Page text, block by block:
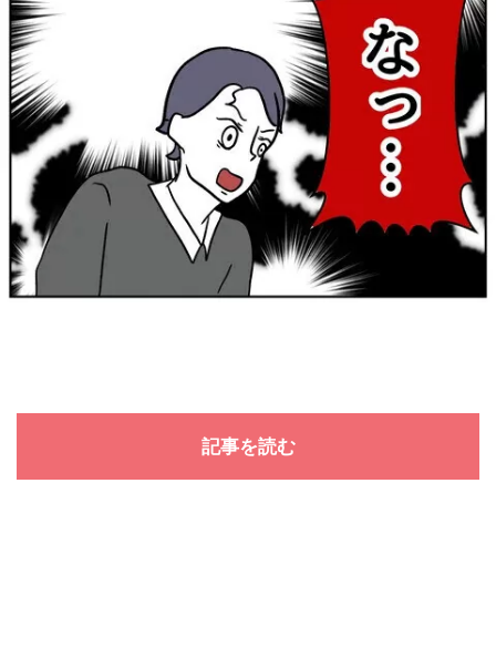
記事を読む